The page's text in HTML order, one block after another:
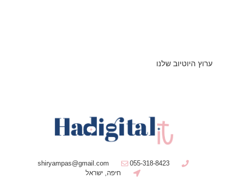
ערוץ היוטיוב שלנו
055-318-8423
shiryampas@gmail.com
חיפה, ישראל